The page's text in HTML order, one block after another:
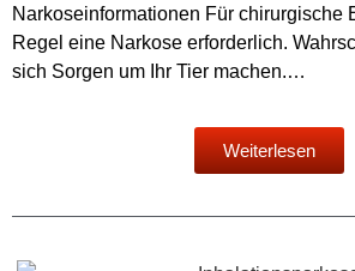
Narkoseinformationen Für chirurgische
Regel eine Narkose erforderlich.
sich Sorgen um Ihr Tier machen.…
Weiterlesen